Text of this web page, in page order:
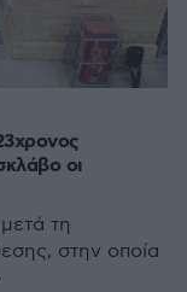
οι
τη
στην οποία